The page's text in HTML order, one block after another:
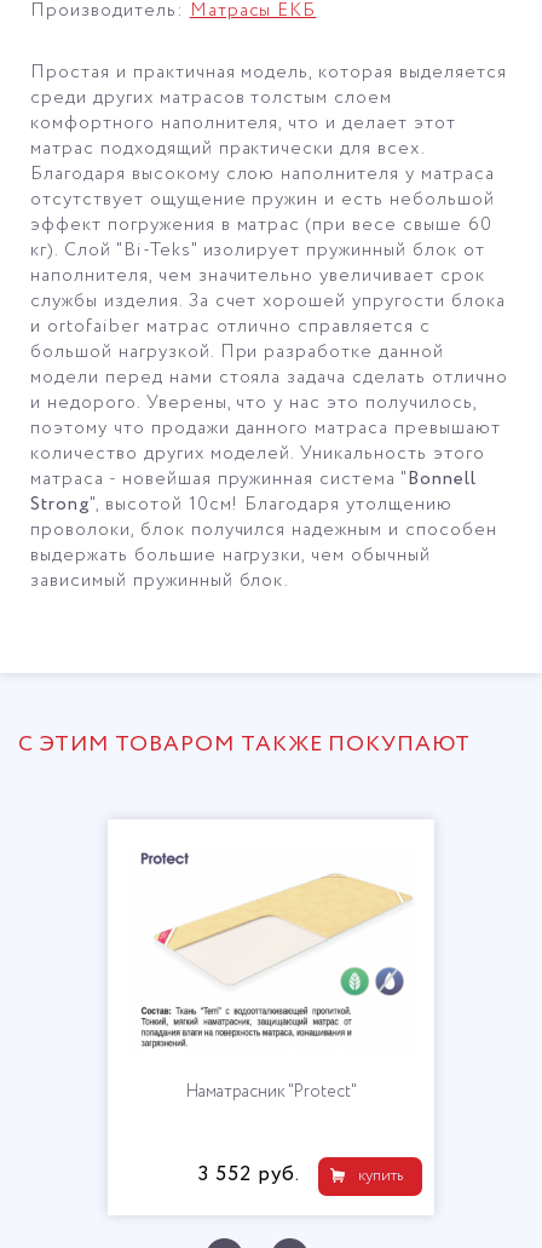
Производитель:Матрасы ЕКБ
Простая и практичная модель, которая выделяется
среди других матрасов толстым слоем
комфортного наполнителя, что и делает этот
матрас подходящий практически для всех.
Благодаря высокому слою наполнителя у матраса
отсутствует ощущение пружин и есть небольшой
эффект погружения в матрас (при весе свыше 60
кг). Слой "Bi-Teks" изолирует пружинный блок от
наполнителя, чем значительно увеличивает срок
службы изделия. За счет хорошей упругости блока
и ortofaiber матрас отлично справляется с
большой нагрузкой. При разработке данной
модели перед нами стояла задача сделать отлично
и недорого. Уверены, что у нас это получилось,
поэтому что продажи данного матраса превышают
количество других моделей. Уникальность этого
матраса - новейшая пружинная система "Bonnell
Strong", высотой 10см! Благодаря утолщению
проволоки, блок получился надежным и способен
выдержать большие нагрузки, чем обычный
зависимый пружинный блок.
С ЭТИМ ТОВАРОМ ТАКЖЕ ПОКУПАЮТ
Наматрасник "Protect"
купить
3 552 руб.